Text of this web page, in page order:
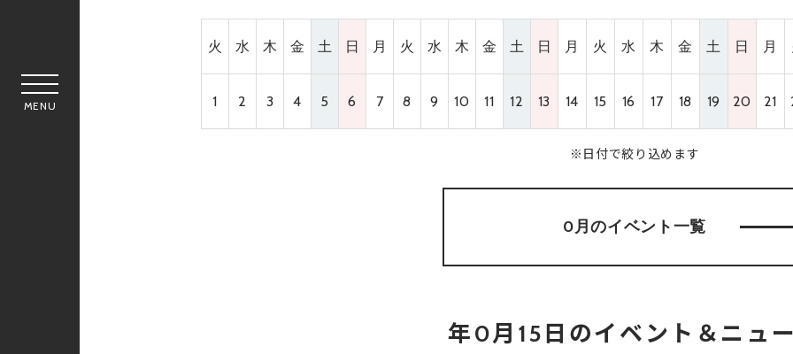
MENU
火 水 木 金 土 日 月 火 水 木 金 土 日 月 火 水 木 金 土 日 月
1 2 3 4 5 6 7 8 9 10 11 12 13 14 15 16 17 18 19 20 21
※日付で絞り込めます
0月のイベント一覧
年0月15日のイベント＆ニュ